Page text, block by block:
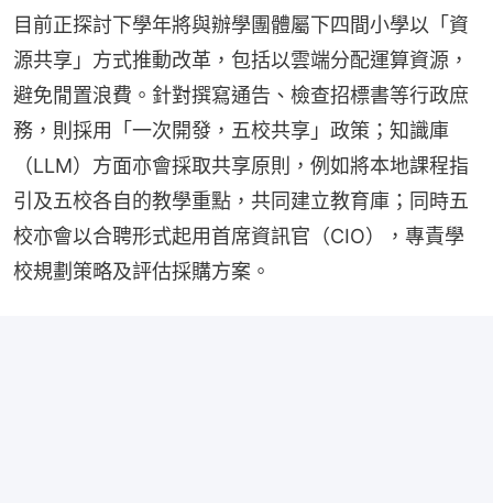
目前正探討下學年將與辦學團體屬下四間小學以「資
源共享」方式推動改革，包括以雲端分配運算資源，
避免閒置浪費。針對撰寫通告、檢查招標書等行政庶
務，則採用「一次開發，五校共享」政策；知識庫
（LLM）方面亦會採取共享原則，例如將本地課程指
引及五校各自的教學重點，共同建立教育庫；同時五
校亦會以合聘形式起用首席資訊官（CIO），專責學
校規劃策略及評估採購方案。